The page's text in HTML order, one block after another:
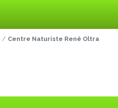
Centre Naturiste René Oltra